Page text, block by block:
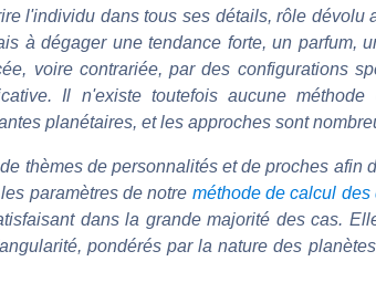
l'individu dans tous ses détails, rôle dévolu
à dégager une tendance forte, un parfum,
voire contrariée, par des configurations
Il n'existe toutefois aucune méthode
planétaires, et les approches sont
thèmes de personnalités et de proches afin
paramètres de notre méthode de calcul des
dans la grande majorité des cas.
pondérés par la nature des